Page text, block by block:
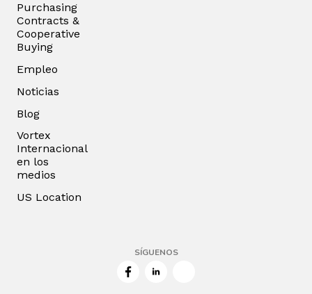
SÍGUENOS
FacebookLinkedIn
Purchasing
Contracts &
Cooperative
Buying
Empleo
Noticias
Blog
Vortex
Internacional
en los
medios
US Location